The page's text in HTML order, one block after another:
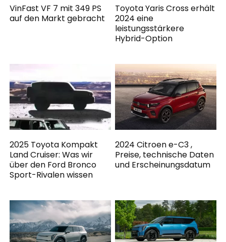
VinFast VF 7 mit 349 PS
auf den Markt gebracht
Toyota Yaris Cross erhält
2024 eine
leistungsstärkere
Hybrid-Option
2025 Toyota Kompakt
Land Cruiser: Was wir
über den Ford Bronco
Sport-Rivalen wissen
2024 Citroen e-C3 ,
Preise, technische Daten
und Erscheinungsdatum